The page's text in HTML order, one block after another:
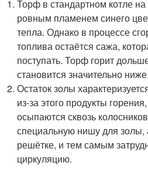
Торф в стандартном котле на
ровным пламенем синего
тепла. Однако в процессе
топлива остаётся сажа,
поступать. Торф горит
становится значительно ниже.
Остаток золы
из-за этого продукты
осыпаются сквозь
специальную нишу для золы,
решётке, и тем самым
циркуляцию.